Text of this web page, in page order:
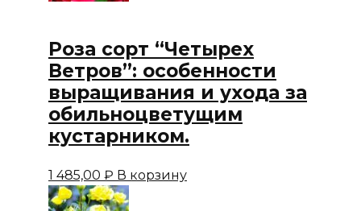
Роза сорт “Четырех
Ветров”: особенности
выращивания и ухода за
обильноцветущим
кустарником.
1 485,00 ₽ В корзину